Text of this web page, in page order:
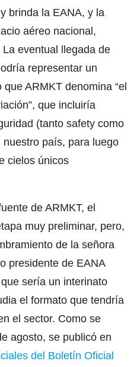
brinda la EANA, y la
aéreo nacional,
eventual llegada de
representar un
ARMKT denomina “el
que incluiría
(tanto safety como
país, para luego
cielos únicos
de ARMKT, el
muy preliminar, pero,
de la señora
presidente de EANA
sería un interinato
el formato que tendría
el sector. Como se
agosto, se publicó en
del Boletín Oficial